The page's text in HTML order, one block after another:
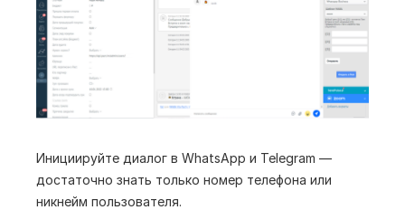
Инициируйте диалог в WhatsApp и Telegram —
достаточно знать только номер телефона или
никнейм пользователя.